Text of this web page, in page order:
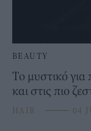
BEAUTY
Το μυστικό
και στις πιο
HAIR ⸻ 04